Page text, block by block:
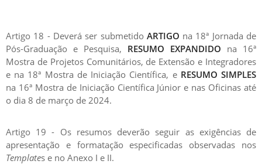
Artigo 18 - Deverá ser submetido ARTIGO na 18ª Jornada de
Pós-Graduação e Pesquisa, RESUMO EXPANDIDO na 16ª
Mostra de Projetos Comunitários, de Extensão e Integradores
e na 18ª Mostra de Iniciação Científica, e RESUMO SIMPLES
na 16ª Mostra de Iniciação Científica Júnior e nas Oficinas até
o dia 8 de março de 2024.
Artigo 19 - Os resumos deverão seguir as exigências de
apresentação e formatação especificadas observadas nos
Templates e no Anexo I e II.